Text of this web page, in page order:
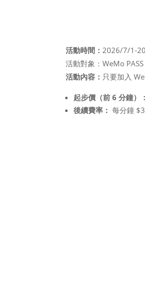
活動時間：2026/7/1-
活動對象：WeMo
活動內容： 只要加入
起步價（前 6 分鐘）：
後續費率： 每分鐘 $3